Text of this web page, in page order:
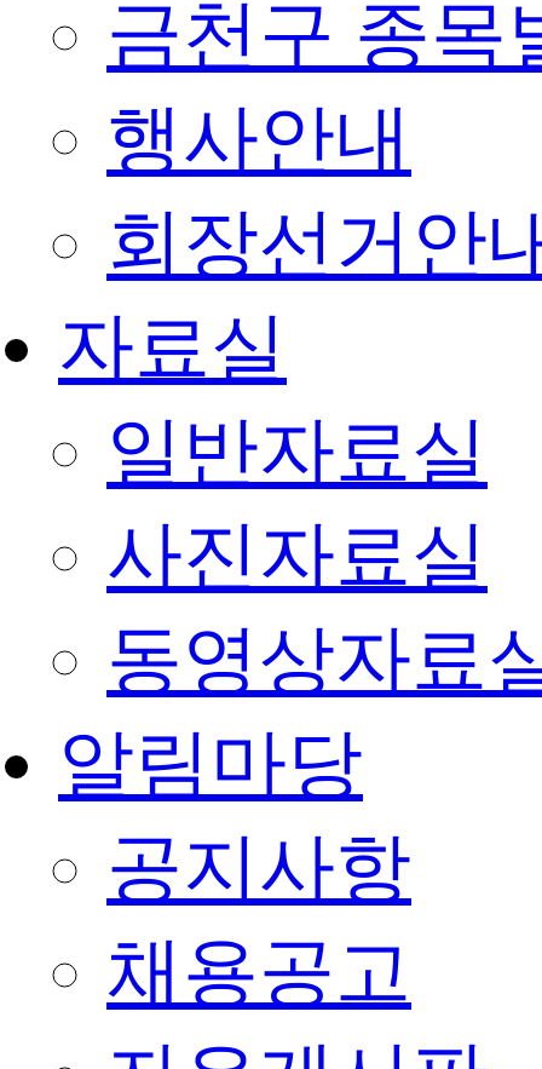
금천구 종목
행사안내
회장선거안
자료실
일반자료실
사진자료실
동영상자료
알림마당
공지사항
채용공고